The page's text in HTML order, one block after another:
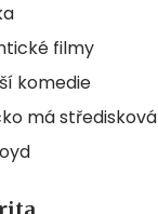
filmy
komedie
má středisková